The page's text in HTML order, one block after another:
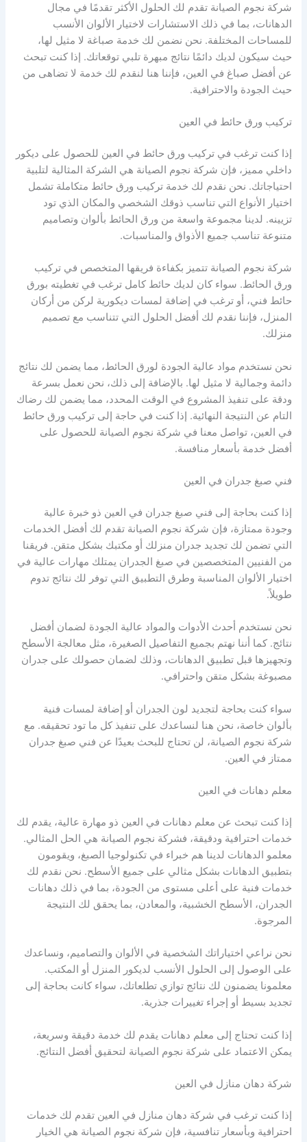
شركة نجوم الصيانة تقدم لك الحلول الأكثر تقدمًا في مجال
الدهانات، بما في ذلك الاستشارات لاختيار الألوان الأنسب
للمساحات المختلفة. نحن نضمن لك خدمة صباغة لا مثيل لها،
حيث سيكون لديك دائمًا نتائج مبهرة تلبي توقعاتك. إذا كنت تبحث
عن أفضل صباغ في العين، فإننا هنا لنقدم لك خدمة لا تضاهى من
حيث الجودة والاحترافية.
تركيب ورق حائط في العين
إذا كنت ترغب في تركيب ورق حائط في العين للحصول على ديكور
داخلي مميز، فإن شركة نجوم الصيانة هي الشركة المثالية لتلبية
احتياجاتك. نحن نقدم لك خدمة تركيب ورق حائط متكاملة تشمل
اختيار الأنواع التي تناسب ذوقك الشخصي والمكان الذي تود
تزيينه. لدينا مجموعة واسعة من ورق الحائط بألوان وتصاميم
متنوعة تناسب جميع الأذواق والمناسبات.
شركة نجوم الصيانة تتميز بكفاءة فريقها المتخصص في تركيب
ورق الحائط. سواء كان لديك حائط كامل ترغب في تغطيته بورق
حائط فني، أو ترغب في إضافة لمسات ديكورية لركن من أركان
المنزل، فإننا نقدم لك أفضل الحلول التي تتناسب مع تصميم
منزلك.
نحن نستخدم مواد عالية الجودة لورق الحائط، مما يضمن لك نتائج
دائمة وجمالية لا مثيل لها. بالإضافة إلى ذلك، نحن نعمل بسرعة
ودقة على تنفيذ المشروع في الوقت المحدد، مما يضمن لك رضاك
التام عن النتيجة النهائية. إذا كنت في حاجة إلى تركيب ورق حائط
في العين، تواصل معنا في شركة نجوم الصيانة للحصول على
أفضل خدمة بأسعار منافسة.
فني صبغ جدران في العين
إذا كنت بحاجة إلى فني صبغ جدران في العين ذو خبرة عالية
وجودة ممتازة، فإن شركة نجوم الصيانة تقدم لك أفضل الخدمات
التي تضمن لك تجديد جدران منزلك أو مكتبك بشكل متقن. فريقنا
من الفنيين المتخصصين في صبغ الجدران يمتلك مهارات عالية في
اختيار الألوان المناسبة وطرق التطبيق التي توفر لك نتائج تدوم
طويلاً.
نحن نستخدم أحدث الأدوات والمواد عالية الجودة لضمان أفضل
نتائج. كما أننا نهتم بجميع التفاصيل الصغيرة، مثل معالجة الأسطح
وتجهيزها قبل تطبيق الدهانات، وذلك لضمان حصولك على جدران
مصبوغة بشكل متقن واحترافي.
سواء كنت بحاجة لتجديد لون الجدران أو إضافة لمسات فنية
بألوان خاصة، نحن هنا لنساعدك على تنفيذ كل ما تود تحقيقه. مع
شركة نجوم الصيانة، لن تحتاج للبحث بعيدًا عن فني صبغ جدران
ممتاز في العين.
معلم دهانات في العين
إذا كنت تبحث عن معلم دهانات في العين ذو مهارة عالية، يقدم لك
خدمات احترافية ودقيقة، فشركة نجوم الصيانة هي الحل المثالي.
معلمو الدهانات لدينا هم خبراء في تكنولوجيا الصبغ، ويقومون
بتطبيق الدهانات بشكل مثالي على جميع الأسطح. نحن نقدم لك
خدمات فنية على أعلى مستوى من الجودة، بما في ذلك دهانات
الجدران، الأسطح الخشبية، والمعادن، بما يحقق لك النتيجة
المرجوة.
نحن نراعي اختياراتك الشخصية في الألوان والتصاميم، ونساعدك
على الوصول إلى الحلول الأنسب لديكور المنزل أو المكتب.
معلمونا يضمنون لك نتائج توازي تطلعاتك، سواء كانت بحاجة إلى
تجديد بسيط أو إجراء تغييرات جذرية.
إذا كنت تحتاج إلى معلم دهانات يقدم لك خدمة دقيقة وسريعة،
يمكن الاعتماد على شركة نجوم الصيانة لتحقيق أفضل النتائج.
شركة دهان منازل في العين
إذا كنت ترغب في شركة دهان منازل في العين تقدم لك خدمات
احترافية وبأسعار تنافسية، فإن شركة نجوم الصيانة هي الخيار